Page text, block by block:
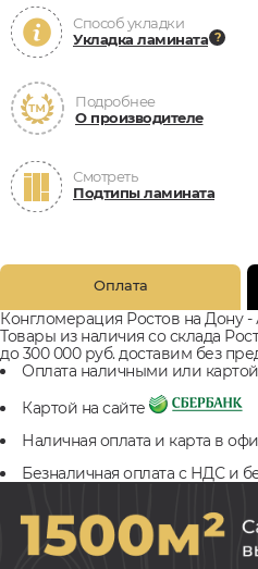
Способ укладки
Укладка ламината
Подробнее
О производителе
Смотреть
Подтипы ламината
Оплата
Конгломерация Ростов на Дону -
Товары из наличия со склада
до 300 000 руб. доставим без
Оплата наличными или
Картой на сайте
Наличная оплата и карта в
Безналичная оплата с НДС и